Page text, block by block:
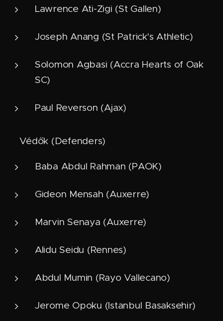
Lawrence Ati-Zigi (St Gallen)
Joseph Anang (St Patrick's Athletic)
Solomon Agbasi (Accra Hearts of Oak
SC)
Paul Reverson (Ajax)
🛡️ Védők (Defenders)
Baba Abdul Rahman (PAOK)
Gideon Mensah (Auxerre)
Marvin Senaya (Auxerre)
Alidu Seidu (Rennes)
Abdul Mumin (Rayo Vallecano)
Jerome Opoku (Istanbul Basaksehir)